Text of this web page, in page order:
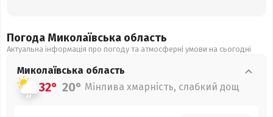
Погода Миколаївська область
Актуальна інформація про погоду та атмосферні умови на сьогодні
Миколаївська область
32° 20° Мінлива хмарність, слабкий дощ